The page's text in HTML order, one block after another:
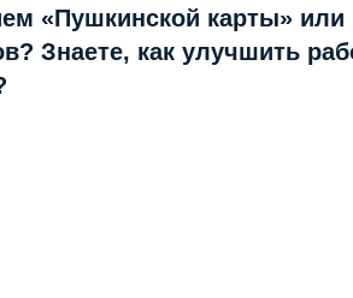
«Пушкинской карты» или
Знаете, как улучшить